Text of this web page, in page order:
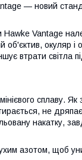
— новий
Hawke Vantage
об'єктив, окуляр
втрати світла
сплаву. Як
не
накатку,
азотом, щоб